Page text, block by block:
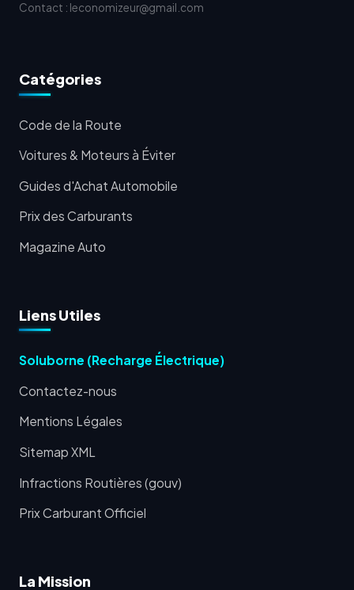
Contact : leconomizeur@gmail.com
Catégories
Code de la Route
Voitures & Moteurs à Éviter
Guides d'Achat Automobile
Prix des Carburants
Magazine Auto
Liens Utiles
Soluborne (Recharge Électrique)
Contactez-nous
Mentions Légales
Sitemap XML
Infractions Routières (gouv)
Prix Carburant Officiel
La Mission